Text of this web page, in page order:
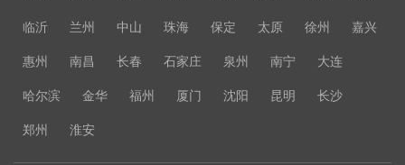
临沂 兰州 中山 珠海 保定 太原 徐州 嘉兴
惠州 南昌 长春 石家庄 泉州 南宁 大连
哈尔滨 金华 福州 厦门 沈阳 昆明 长沙
郑州 淮安